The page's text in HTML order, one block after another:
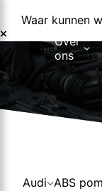
Waar kunnen
HomeOver
ons
Over ons
Nieuws
Audi ABS